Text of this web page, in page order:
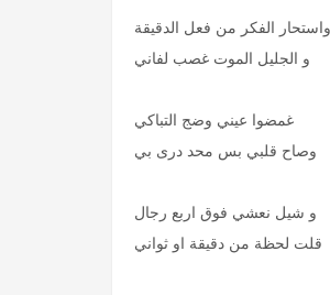
واستحار الفكر من فعل الدقيقة
و الجليل الموت غصب لفاني
غمضوا عيني وضج التباكي
وصاح قلبي بس محد درى بي
و شيل نعشي فوق اربع رجال
قلت لحظة من دقيقة او ثواني